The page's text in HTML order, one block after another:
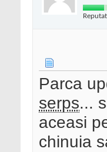
Parca
serps...
aceasi
chinuia